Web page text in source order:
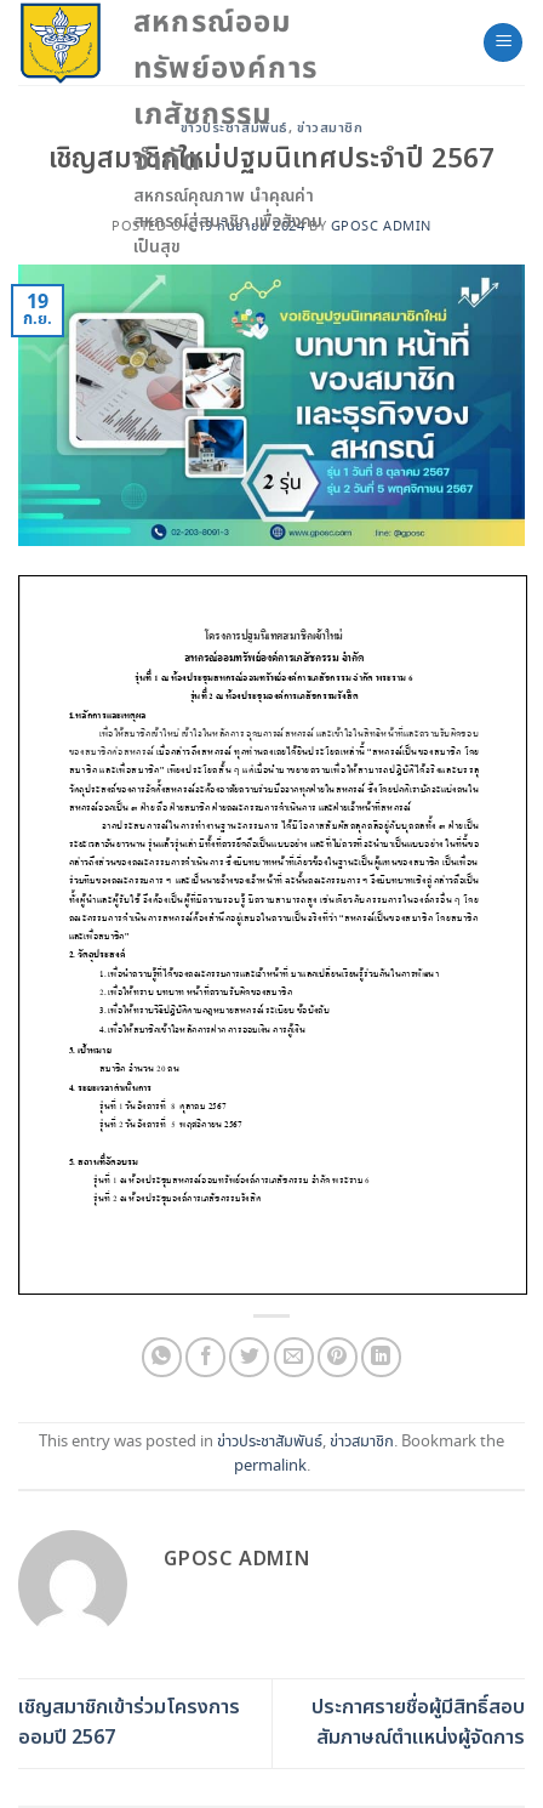
Skip
content
สหกรณ์ออม
ทรัพย์องค์การ
เภสัชกรรม
จำกัด
สหกรณ์คุณภาพ นำคุณค่า
สหกรณ์สู่สมาชิก เพื่อสังคม
เป็นสุข
ข่าวประชาสัมพันธ์, ข่าวสมาชิก
เชิญสมาชิกใหม่ปฐมนิเทศประจำปี 2567
POSTED ON19 กันยายน 2024 BY GPOSC ADMIN
19
ก.ย.
This entry was posted in ข่าวประชาสัมพันธ์,ข่าวสมาชิก. Bookmark the
permalink.
GPOSC ADMIN
เชิญสมาชิกเข้าร่วมโครงการ
ออมปี 2567
ประกาศรายชื่อผู้มีสิทธิ์สอบ
สัมภาษณ์ตำแหน่งผู้จัดการ